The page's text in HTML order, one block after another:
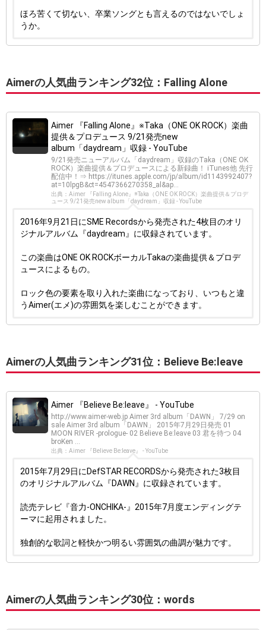
ほろ苦くて切ない、卒業ソングとも言えるのではないでしょ
うか。
Aimerの人気曲ランキング32位：Falling Alone
Aimer 『Falling Alone』※Taka（ONE OK ROCK）楽曲
提供＆プロデュース 9/21発売new
album「daydream」収録 - YouTube
9/21発売ニューアルバム「daydream」収録のTaka（ONE OK
ROCK）楽曲提供＆プロデュースによる新録曲！ iTunes他 先行
配信中！⇒ https://itunes.apple.com/jp/album/id1143992407?
at=10lpgB&ct=4547366270358_al&ap...
出典：Aimer 『Falling Alone』※Taka（ONE OK ROCK）楽曲提供＆プロデ
ュース 9/21発売new album「daydream」収録 - YouTube
2016年9月21日にSME Recordsから発売された4枚目のオリ
ジナルアルバム『daydream』に収録されています。
この楽曲はONE OK ROCKボーカルTakaの楽曲提供＆プロデ
ュースによるもの。
ロック色の要素を取り入れた楽曲になっており、いつもと違
うAimer(エメ)の雰囲気を楽しむことができます。
Aimerの人気曲ランキング31位：Believe Be:leave
Aimer 『Believe Be:leave』 - YouTube
http://www.aimer-web.jp Aimer 3rd album「DAWN」 7/29 on
sale Aimer 3rd album「DAWN」 2015年7月29日発売 01
MOON RIVER -prologue- 02 Believe Be:leave 03 君を待つ 04
broKen ...
出典：Aimer 『Believe Be:leave』 - YouTube
2015年7月29日にDefSTAR RECORDSから発売された3枚目
のオリジナルアルバム『DAWN』に収録されています。
読売テレビ『音力-ONCHIKA-』2015年7月度エンディングテ
ーマに起用されました。
独創的な歌詞と軽快かつ明るい雰囲気の曲調が魅力です。
Aimerの人気曲ランキング30位：words